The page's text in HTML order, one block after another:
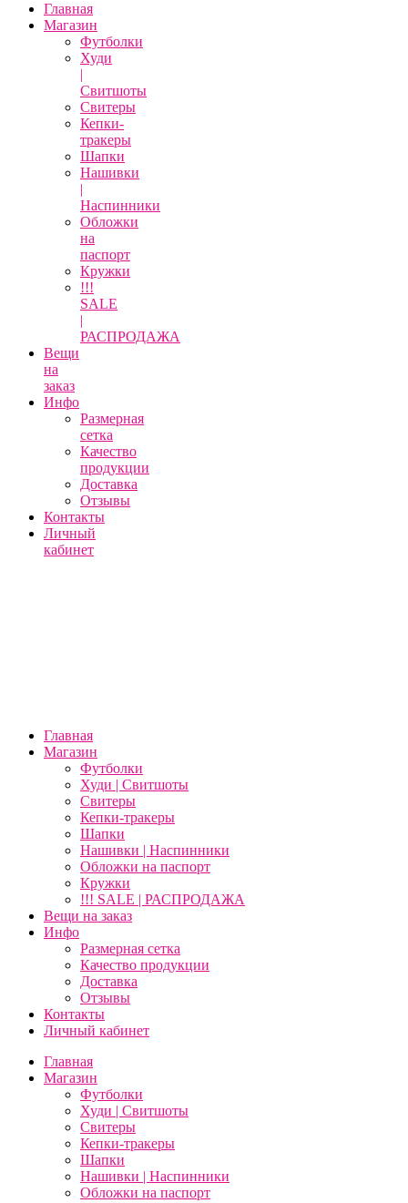
Главная
Магазин
Футболки
Худи
|
Свитшоты
Свитеры
Кепки-
тракеры
Шапки
Нашивки
|
Наспинники
Обложки
на
паспорт
Кружки
!!!
SALE
|
РАСПРОДАЖА
Вещи
на
заказ
Инфо
Размерная
сетка
Качество
продукции
Доставка
Отзывы
Контакты
Личный
кабинет
Главная
Магазин
Футболки
Худи | Свитшоты
Свитеры
Кепки-тракеры
Шапки
Нашивки | Наспинники
Обложки на паспорт
Кружки
!!! SALE | РАСПРОДАЖА
Вещи на заказ
Инфо
Размерная сетка
Качество продукции
Доставка
Отзывы
Контакты
Личный кабинет
Главная
Магазин
Футболки
Худи | Свитшоты
Свитеры
Кепки-тракеры
Шапки
Нашивки | Наспинники
Обложки на паспорт